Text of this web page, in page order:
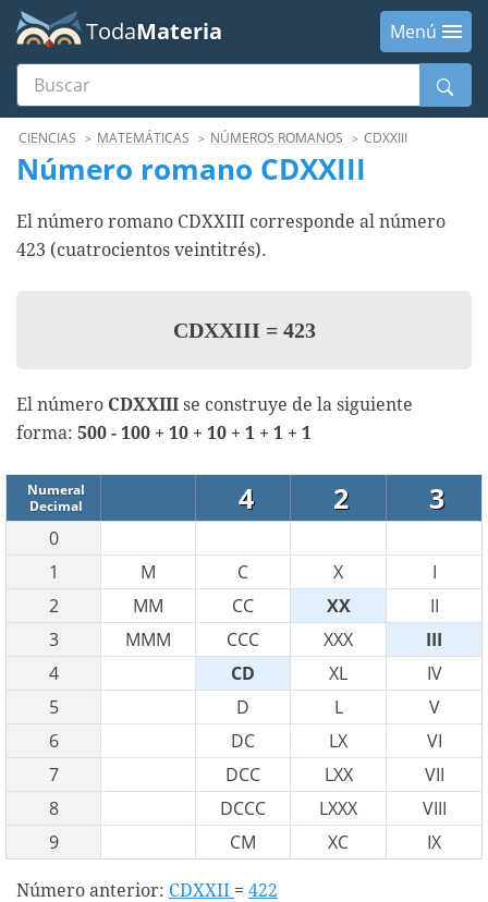
TodaMateria
Menú
Buscar
MenúCIENCIAS MATEMÁTICAS NÚMEROS ROMANOS CDXXIII
Número romano CDXXIII
El número romano CDXXIII corresponde al número
423 (cuatrocientos veintitrés).
CDXXIII =423
El número CDXXIII se construye de la siguiente
forma: 500 - 100 + 10 + 10 + 1 + 1 + 1
Numeral
Decimal
4 2 3
0
1
M C X
I
2
MM CC XX
II
3
MMM CCC XXX
III
4
CD XL
IV
5
D L
V
6
DC LX
VI
7
DCC LXX
VII
8
DCCC LXXX
VIII
9
CM XC IX
Número anterior: CDXXII = 422